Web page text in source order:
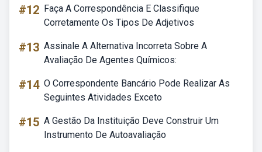
#12 Faça A Correspondência E Classifique
Corretamente Os Tipos De Adjetivos
#13 Assinale A Alternativa Incorreta Sobre A
Avaliação De Agentes Químicos:
#14 O Correspondente Bancário Pode Realizar As
Seguintes Atividades Exceto
#15 A Gestão Da Instituição Deve Construir Um
Instrumento De Autoavaliação